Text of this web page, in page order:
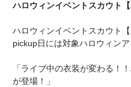
ハロウィンイベントスカウト
ハロウィンイベントスカウト
pickup日には対象ハロウィン
「ライブ中の衣装が変わる！
が登場！」